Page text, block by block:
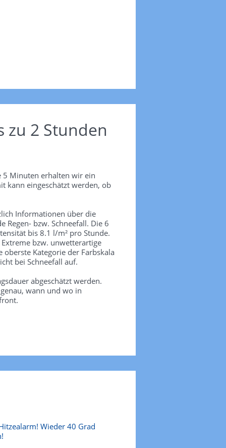
zu 2 Stunden
5 Minuten erhalten wir ein
kann eingeschätzt werden, ob
Informationen über die
Regen- bzw. Schneefall. Die 6
bis 8.1 l/m² pro Stunde.
bzw. unwetterartige
Kategorie der Farbskala
bei Schneefall auf.
abgeschätzt werden.
wann und wo in
Wieder 40 Grad